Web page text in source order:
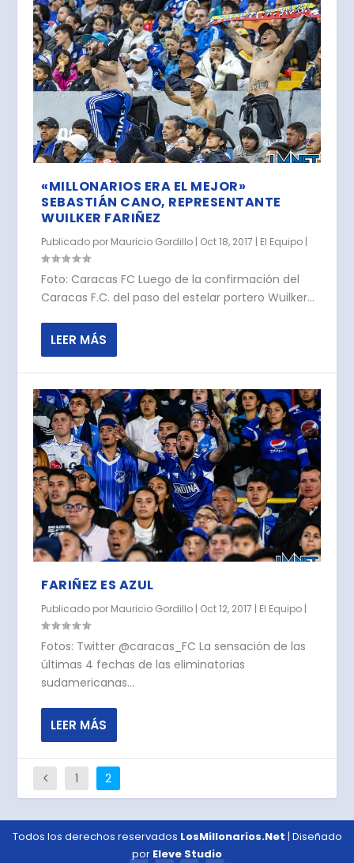
«MILLONARIOS ERA EL MEJOR»
SEBASTIÁN CANO, REPRESENTANTE
WUILKER FARIÑEZ
Publicado por Mauricio Gordillo | Oct 18, 2017 | El Equipo |
Foto: Caracas FC Luego de la confirmación del
Caracas F.C. del paso del estelar portero Wuilker...
LEER MÁS
FARIÑEZ ES AZUL
Publicado por Mauricio Gordillo | Oct 12, 2017 | El Equipo |
Fotos: Twitter @caracas_FC La sensación de las
últimas 4 fechas de las eliminatorias
sudamericanas...
LEER MÁS
1 2
Todos los derechos reservados LosMillonarios.Net | Diseñado
por Eleve Studio